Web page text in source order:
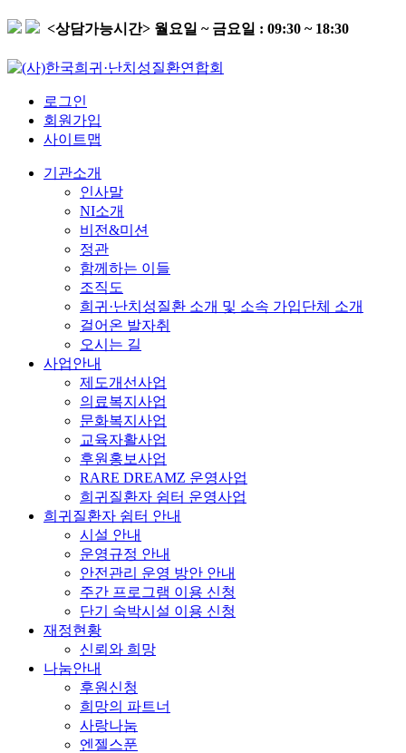
<상담가능시간> 월요일 ~ 금요일 : 09:30 ~ 18:30
로그인
회원가입
사이트맵
기관소개
인사말
NI소개
비전&미션
정관
함께하는 이들
조직도
희귀·난치성질환 소개 및 소속 가입단체 소개
걸어온 발자취
오시는 길
사업안내
제도개선사업
의료복지사업
문화복지사업
교육자활사업
후원홍보사업
RARE DREAMZ 운영사업
희귀질환자 쉼터 운영사업
희귀질환자 쉼터 안내
시설 안내
운영규정 안내
안전관리 운영 방안 안내
주간 프로그램 이용 신청
단기 숙박시설 이용 신청
재정현황
신뢰와 희망
나눔안내
후원신청
희망의 파트너
사랑나눔
엔젤스푼